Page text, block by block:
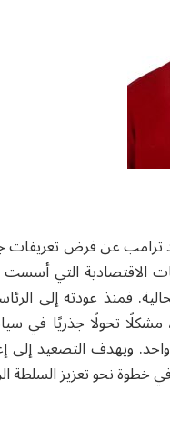
ترامب عن فرض تعريفات
التي أسست
فمنذ عودته إلى
تحولًا جذريًا في
ويهدف التصعيد إلى
خطوة نحو تعزيز السلطة